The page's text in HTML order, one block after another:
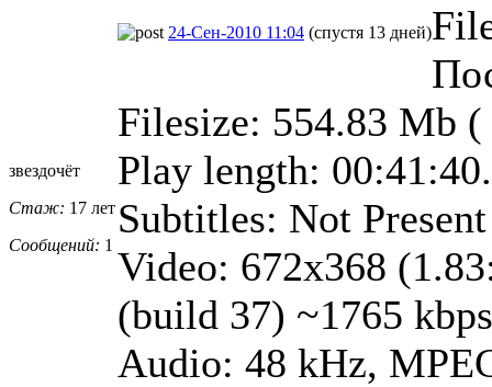
звездочёт
Стаж: 17 лет
Сообщений: 1
24-Сен-2010 11:04 (спустя 13 дней)
Filesize: 554.83 Mb
Play length:
Subtitles: Not Present
Video: 672x368
(build 37) ~1765
Audio: 48 kHz,